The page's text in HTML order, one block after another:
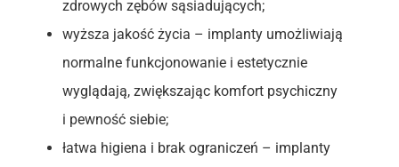
zdrowych zębów sąsiadujących;
wyższa jakość życia – implanty umożliwiają
normalne funkcjonowanie i estetycznie
wyglądają, zwiększając komfort psychiczny
i pewność siebie;
łatwa higiena i brak ograniczeń – implanty